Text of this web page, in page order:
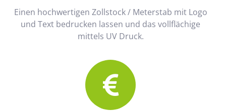
Einen hochwertigen Zollstock / Meterstab mit Logo
und Text bedrucken lassen und das vollflächige
mittels UV Druck.